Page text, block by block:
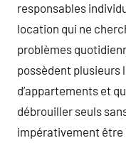
responsables
location qui ne
problèmes
possèdent plusieurs
d’appartements et
débrouiller seuls
impérativement